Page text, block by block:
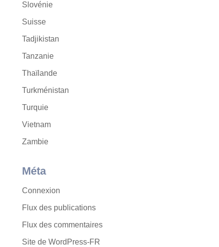
Slovénie
Suisse
Tadjikistan
Tanzanie
Thaïlande
Turkménistan
Turquie
Vietnam
Zambie
Méta
Connexion
Flux des publications
Flux des commentaires
Site de WordPress-FR